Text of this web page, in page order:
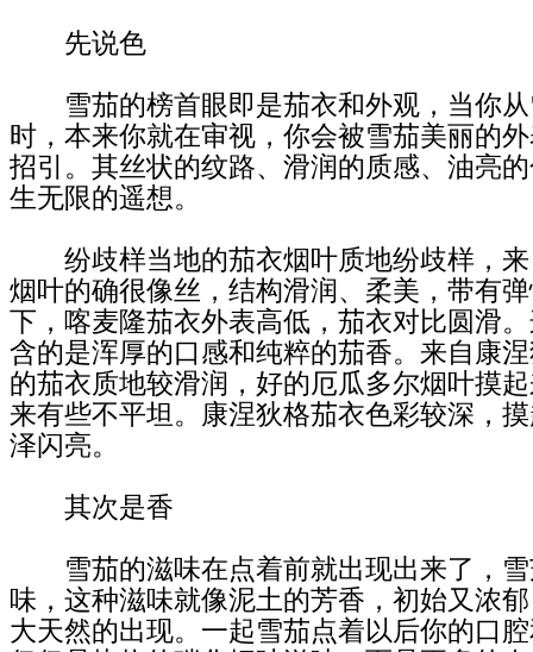
先说色
雪茄的榜首眼即是茄衣和外观，当你从
时，本来你就在审视，你会被雪茄美丽的
招引。其丝状的纹路、滑润的质感、油亮
生无限的遥想。
纷歧样当地的茄衣烟叶质地纷歧样，来
烟叶的确很像丝，结构滑润、柔美，带有
下，喀麦隆茄衣外表高低，茄衣对比圆滑
含的是浑厚的口感和纯粹的茄香。来自康
的茄衣质地较滑润，好的厄瓜多尔烟叶摸
来有些不平坦。康涅狄格茄衣色彩较深，
泽闪亮。
其次是香
雪茄的滋味在点着前就出现出来了，雪
味，这种滋味就像泥土的芳香，初始又浓
大天然的出现。一起雪茄点着以后你的口